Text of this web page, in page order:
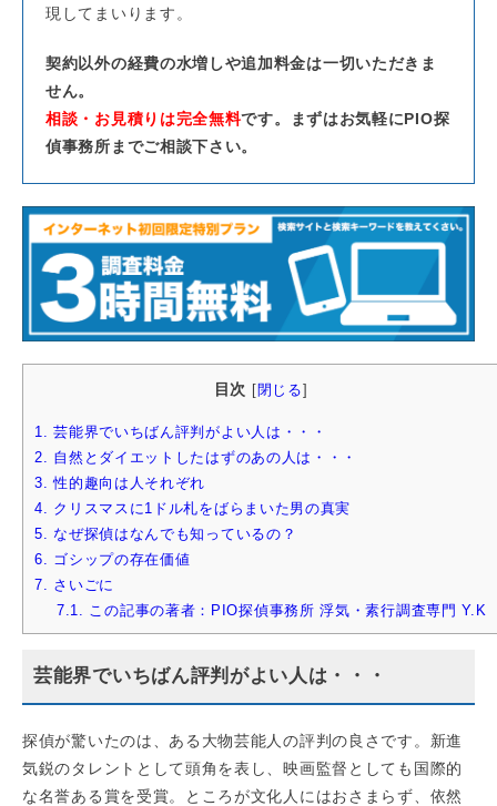
現してまいります。
契約以外の経費の水増しや追加料金は一切いただきま
せん。
相談・お見積りは完全無料です。まずはお気軽にPIO探
偵事務所までご相談下さい。
目次 閉じる
1.
芸能界でいちばん評判がよい人は・・・
2.
自然とダイエットしたはずのあの人は・・・
3. 性的趣向は人それぞれ
4.
クリスマスに1ドル札をばらまいた男の真実
5.
なぜ探偵はなんでも知っているの？
6.
ゴシップの存在価値
7.
さいごに
7.1.
この記事の著者：PIO探偵事務所 浮気・素行調査専門 Y.K
芸能界でいちばん評判がよい人は・・・
探偵が驚いたのは、ある大物芸能人の評判の良さです。新進
気鋭のタレントとして頭角を表し、映画監督としても国際的
な名誉ある賞を受賞。ところが文化人にはおさまらず、依然